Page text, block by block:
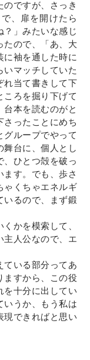
ですが、さっき
、扉を開けたら
？」みたいな感じ
たので、「あ、大
に袖を通した時に
いマッチしていた
れ当て書きして下
ころを掘り下げて
本を読むのがと
ったことにめち
グループでやって
舞台に、個人とし
ひとつ殻を破っ
す。でも、歩さ
ゃくちゃエネルギ
いるので、まず鍛
かを模索して、
主人公なので、エ
ている部分ってあ
ますから、この役
を十分に出してい
いうか、もう私は
現できればと思い